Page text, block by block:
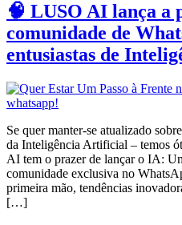
🧠 LUSO AI lança a
comunidade de
entusiastas de
Se quer manter-se atualizado
da Inteligência Artificial – temos
AI tem o prazer de lançar o IA:
comunidade exclusiva no
primeira mão, tendências
[…]